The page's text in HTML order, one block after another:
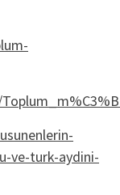
ve-turk-aydini-